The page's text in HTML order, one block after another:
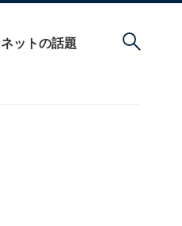
ネットの話題